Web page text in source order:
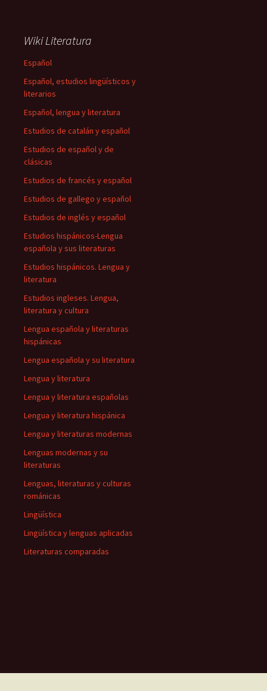
Wiki Literatura
Español
Español, estudios lingüísticos y
literarios
Español, lengua y literatura
Estudios de catalán y español
Estudios de español y de
clásicas
Estudios de francés y español
Estudios de gallego y español
Estudios de inglés y español
Estudios hispánicos-Lengua
española y sus literaturas
Estudios hispánicos. Lengua y
literatura
Estudios ingleses. Lengua,
literatura y cultura
Lengua española y literaturas
hispánicas
Lengua española y su literatura
Lengua y literatura
Lengua y literatura españolas
Lengua y literatura hispánica
Lengua y literaturas modernas
Lenguas modernas y su
literaturas
Lenguas, literaturas y culturas
románicas
Lingüística
Lingüística y lenguas aplicadas
Literaturas comparadas